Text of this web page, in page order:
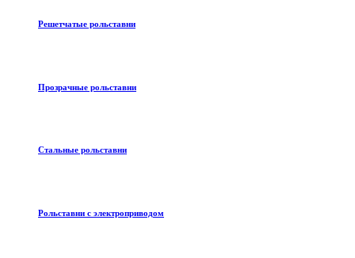
Решетчатые рольставни
Прозрачные рольставни
Стальные рольставни
Рольставни с электроприводом